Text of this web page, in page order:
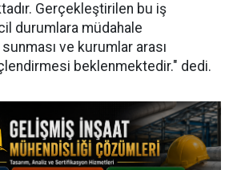
Gerçekleştirilen bu iş
durumlara müdahale
ve kurumlar arası
beklenmektedir." dedi.